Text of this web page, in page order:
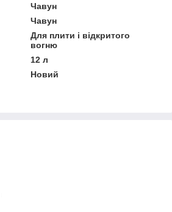
Чавун
Чавун
Для плити і відкритого
вогню
12 л
Новий